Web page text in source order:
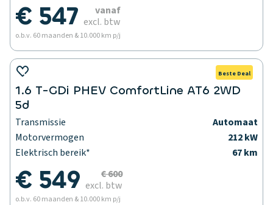
€ 547
vanaf
excl. btw
o.b.v. 60 maanden & 10.000 km p/j
Beste Deal
1.6 T-GDi PHEV ComfortLine AT6 2WD
5d
Transmissie
Automaat
Motorvermogen
212 kW
Elektrisch bereik*
67 km
€ 549
€ 600
excl. btw
o.b.v. 60 maanden & 10.000 km p/j